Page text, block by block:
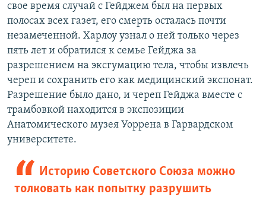
свое время случай с Гейджем был на первых
полосах всех газет, его смерть осталась почти
незамеченной. Харлоу узнал о ней только через
пять лет и обратился к семье Гейджа за
разрешением на эксгумацию тела, чтобы извлечь
череп и сохранить его как медицинский экспонат.
Разрешение было дано, и череп Гейджа вместе с
трамбовкой находится в экспозиции
Анатомического музея Уоррена в Гарвардском
университете.
Историю Советского Союза можно
толковать как попытку разрушить